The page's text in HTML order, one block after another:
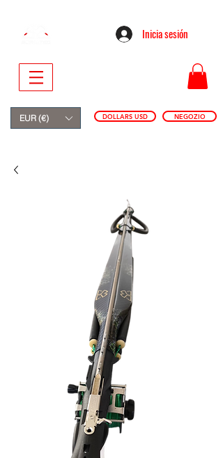
Inicia sesión
EUR (€) DOLLARS USD NEGOZIO